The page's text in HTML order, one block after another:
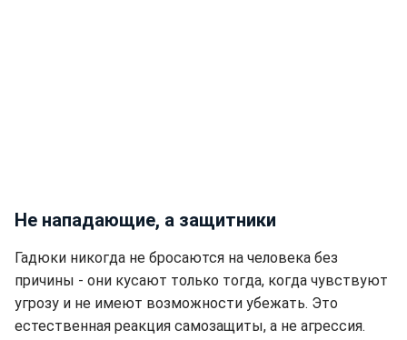
Не нападающие, а защитники
Гадюки никогда не бросаются на человека без
причины - они кусают только тогда, когда чувствуют
угрозу и не имеют возможности убежать. Это
естественная реакция самозащиты, а не агрессия.